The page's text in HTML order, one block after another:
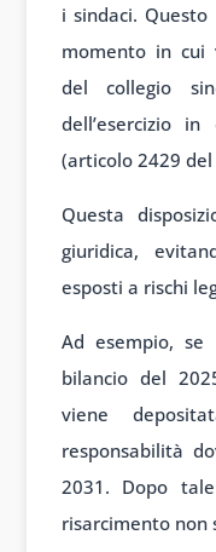
i sindaci.
momento in cui
del collegio
dell’esercizio
(articolo 2429 del
Questa
giuridica,
esposti a rischi
Ad esempio,
bilancio del
viene
responsabilità
2031. Dopo
risarcimento non